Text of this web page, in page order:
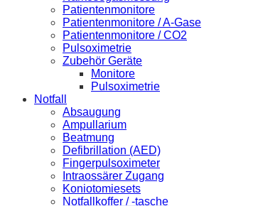
Patientenmonitore
Patientenmonitore / A-Gase
Patientenmonitore / CO2
Pulsoximetrie
Zubehör Geräte
Monitore
Pulsoximetrie
Notfall
Absaugung
Ampullarium
Beatmung
Defibrillation (AED)
Fingerpulsoximeter
Intraossärer Zugang
Koniotomiesets
Notfallkoffer / -tasche